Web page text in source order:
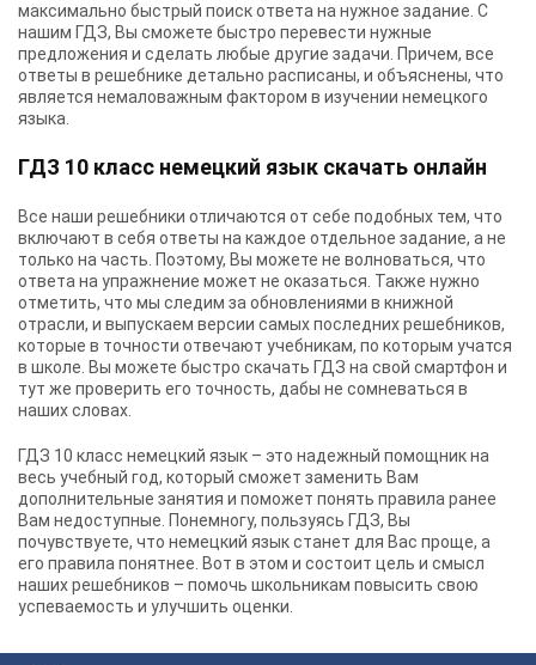
максимально быстрый поиск ответа на нужное задание. С
нашим ГДЗ, Вы сможете быстро перевести нужные
предложения и сделать любые другие задачи. Причем, все
ответы в решебнике детально расписаны, и объяснены, что
является немаловажным фактором в изучении немецкого
языка.
ГДЗ 10 класс немецкий язык скачать онлайн
Все наши решебники отличаются от себе подобных тем, что
включают в себя ответы на каждое отдельное задание, а не
только на часть. Поэтому, Вы можете не волноваться, что
ответа на упражнение может не оказаться. Также нужно
отметить, что мы следим за обновлениями в книжной
отрасли, и выпускаем версии самых последних решебников,
которые в точности отвечают учебникам, по которым учатся
в школе. Вы можете быстро скачать ГДЗ на свой смартфон и
тут же проверить его точность, дабы не сомневаться в
наших словах.
ГДЗ 10 класс немецкий язык – это надежный помощник на
весь учебный год, который сможет заменить Вам
дополнительные занятия и поможет понять правила ранее
Вам недоступные. Понемногу, пользуясь ГДЗ, Вы
почувствуете, что немецкий язык станет для Вас проще, а
его правила понятнее. Вот в этом и состоит цель и смысл
наших решебников – помочь школьникам повысить свою
успеваемость и улучшить оценки.